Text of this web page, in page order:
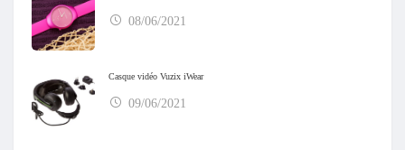
08/06/2021
Casque vidéo Vuzix iWear
09/06/2021